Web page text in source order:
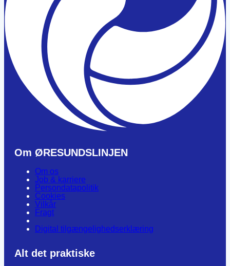
Om ØRESUNDSLINJEN
Om os
Job & karriere
Persondatapolitik
Cookies
Vilkår
Fragt
Digital tilgængelighedserklæring
Alt det praktiske